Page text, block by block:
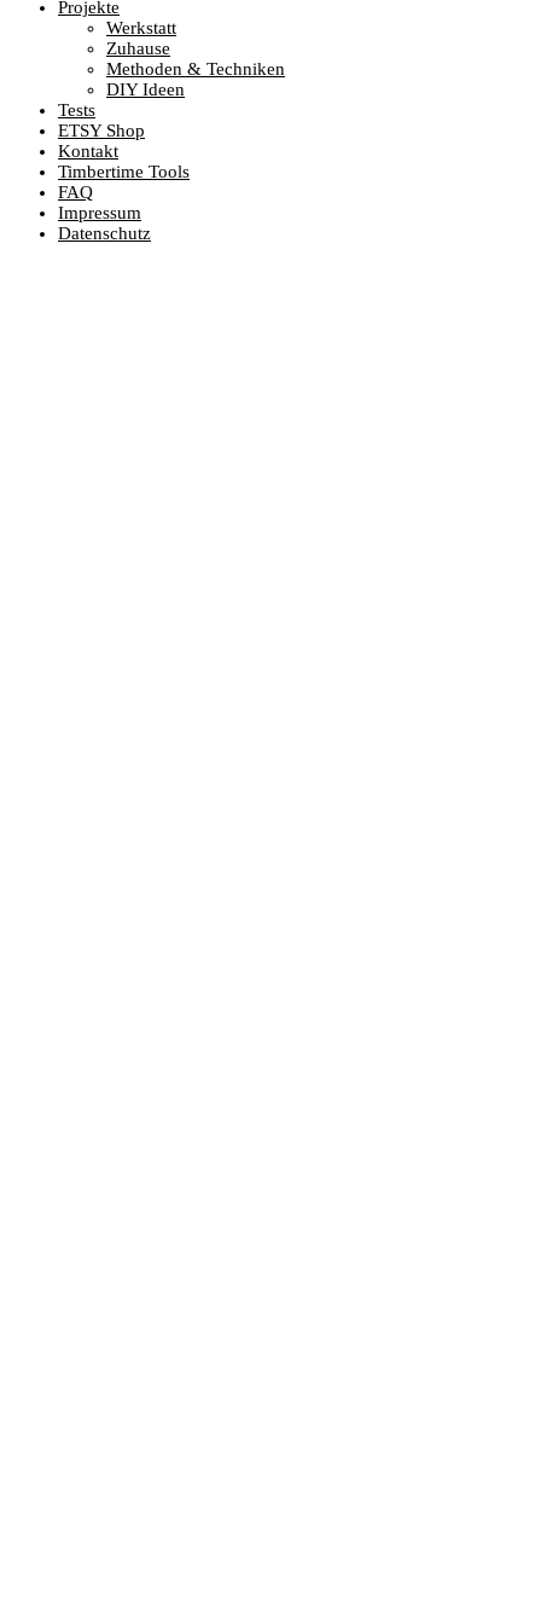
Projekte
Werkstatt
Zuhause
Methoden & Techniken
DIY Ideen
Tests
ETSY Shop
Kontakt
Timbertime Tools
FAQ
Impressum
Datenschutz